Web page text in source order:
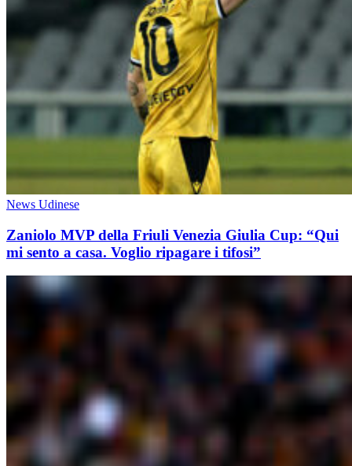
News Udinese
Zaniolo MVP della Friuli Venezia Giulia Cup: “Qui
mi sento a casa. Voglio ripagare i tifosi”